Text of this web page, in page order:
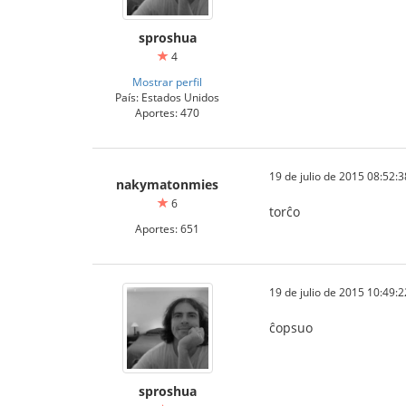
sproshua
4
Mostrar perfil
País: Estados Unidos
Aportes: 470
nakymatonmies
6
Aportes: 651
19 de julio de 2015
torĉo
sproshua
19 de julio de 2015
ĉopsuo